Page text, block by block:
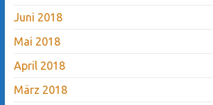
Juni 2018
Mai 2018
April 2018
März 2018